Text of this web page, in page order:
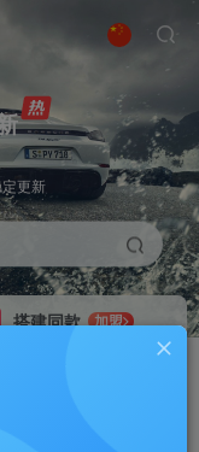
更新
搭建同款
加盟